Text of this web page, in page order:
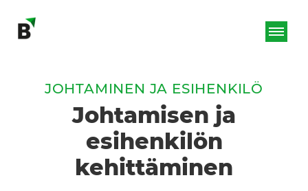
JOHTAMINEN JA ESIHENKILÖ
Johtamisen ja
esihenkilön
kehittäminen